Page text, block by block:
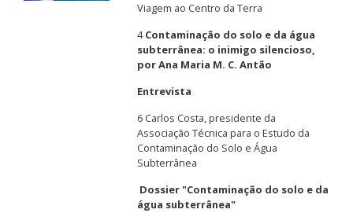
Viagem ao Centro da Terra
4Contaminação do solo e da água
subterrânea: o inimigo silencioso,
por Ana Maria M. C. Antão
Entrevista
6 Carlos Costa, presidente da
Associação Técnica para o Estudo da
Contaminação do Solo e Água
Subterrânea
Dossier "Contaminação do solo e da
água subterrânea"